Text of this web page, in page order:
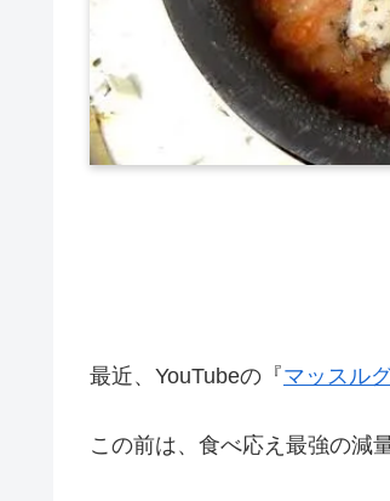
最近、YouTubeの『マッスル
この前は、食べ応え最強の減